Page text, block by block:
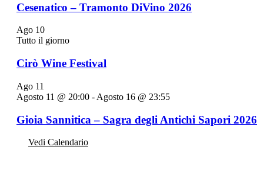
Cesenatico – Tramonto DiVino 2026
Ago 10
Tutto il giorno
Cirò Wine Festival
Ago 11
Agosto 11 @ 20:00 - Agosto 16 @ 23:55
Gioia Sannitica – Sagra degli Antichi Sapori 2026
Vedi Calendario